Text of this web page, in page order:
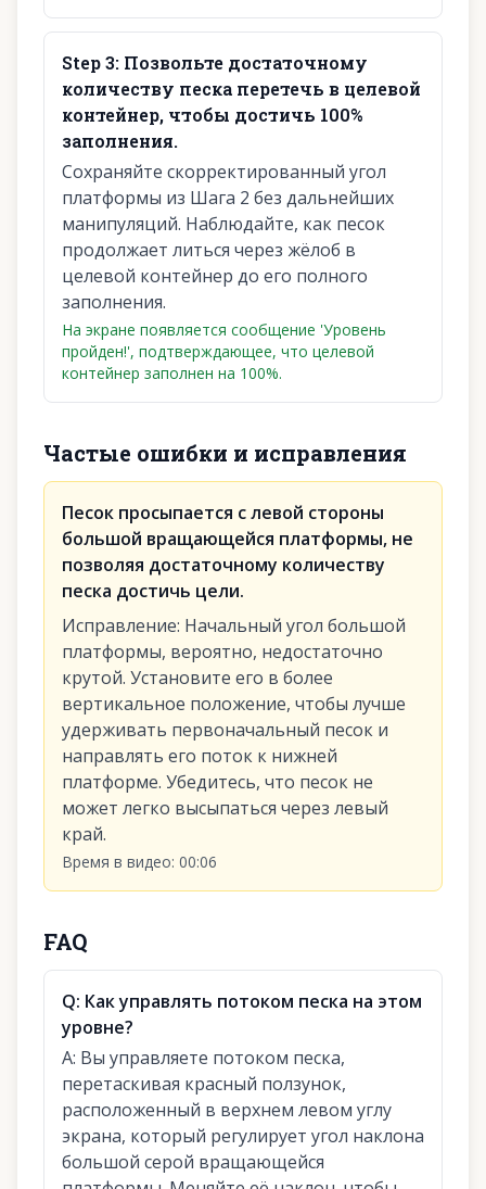
Step3: Позвольте достаточному
количеству песка перетечь в целевой
контейнер, чтобы достичь 100%
заполнения.
Сохраняйте скорректированный угол
платформы из Шага 2 без дальнейших
манипуляций. Наблюдайте, как песок
продолжает литься через жёлоб в
целевой контейнер до его полного
заполнения.
На экране появляется сообщение 'Уровень
пройден!', подтверждающее, что целевой
контейнер заполнен на 100%.
Частые ошибки и исправления
Песок просыпается с левой стороны
большой вращающейся платформы, не
позволяя достаточному количеству
песка достичь цели.
Исправление: Начальный угол большой
платформы, вероятно, недостаточно
крутой. Установите его в более
вертикальное положение, чтобы лучше
удерживать первоначальный песок и
направлять его поток к нижней
платформе. Убедитесь, что песок не
может легко высыпаться через левый
край.
Время в видео: 00:06
FAQ
Q: Как управлять потоком песка на этом
уровне?
A: Вы управляете потоком песка,
перетаскивая красный ползунок,
расположенный в верхнем левом углу
экрана, который регулирует угол наклона
большой серой вращающейся